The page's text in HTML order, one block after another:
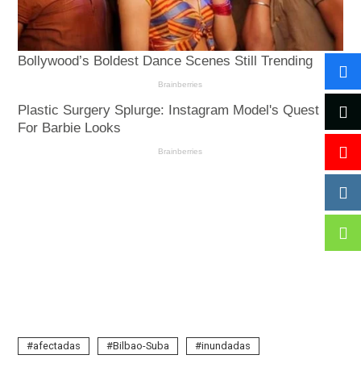
afectadas Bilbao-Suba inundadas